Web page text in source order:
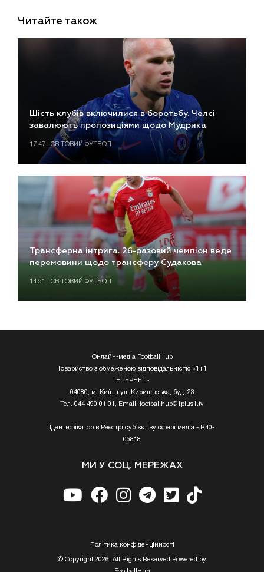
Читайте також
Шість клубів включилися в боротьбу. Челсі
завалюють пропозиціями щодо Мудрика
17:47 | СВІТОВИЙ ФУТБОЛ
Трансферна інтрига. 26-разовий чемпіон веде
перемовини щодо трансферу Судакова
14:51 | СВІТОВИЙ ФУТБОЛ
Онлайн-медіа FootballHub
Товариство з обмеженою відповідальністю «1+1
ІНТЕРНЕТ»
04080, м. Київ, вул. Кирилівська, буд. 23
Тел. 044 490 01 01, Email: footballhub@1plus1.tv
Ідентифікатор в Реєстрі суб’єктіву сфері медіа - R40-
05818
МИ У СОЦ. МЕРЕЖАХ
Полiтика конфiденцiйностi
© Copyright 2026, All Rights Reserved Powered by